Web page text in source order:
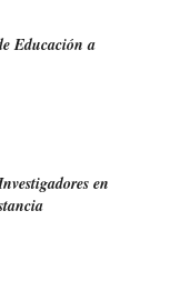
Educación a
en